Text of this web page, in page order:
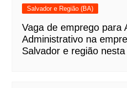
Salvador e Região (BA)
Vaga de emprego para
Administrativo na
Salvador e região